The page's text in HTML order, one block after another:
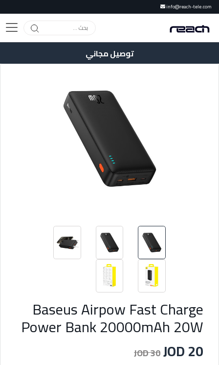
info@reach-tele.com
توصيل مجاني
Baseus Airpow Fast Charge
Power Bank 20000mAh 20W
JOD 20
JOD 30